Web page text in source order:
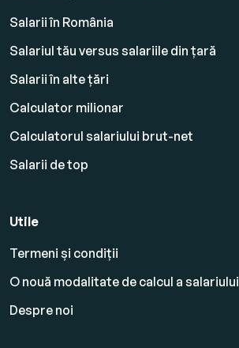
Salarii în România
Salariul tău versus salariile din țară
Salarii în alte țări
Calculator milionar
Calculatorul salariului brut-net
Salarii de top
Utile
Termeni și condiții
O nouă modalitate de calcul a salariului
Despre noi